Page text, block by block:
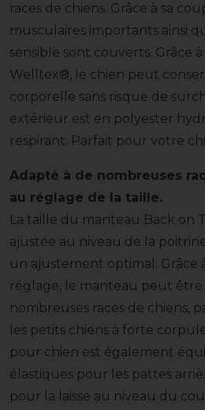
races de chiens. Grâce à sa
musculaires importants ainsi
sensible sont couverts. Grâce
Welltex®, le chien peut
corporelle sans risque de
extérieur est en polyester
respirant. Parfait pour votre
Adapté à de nombreuses
au réglage de la taille.
La taille du manteau Back on
ajustée au niveau de la
un ajustement optimal. Grâce
réglage, le manteau peut
nombreuses races de chiens,
les petits chiens à forte
pour chien est également
élastiques pour les pattes
pour la laisse au niveau du